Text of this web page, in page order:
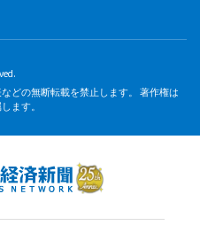
どの無断転載を禁止します。 著作権は
ます。